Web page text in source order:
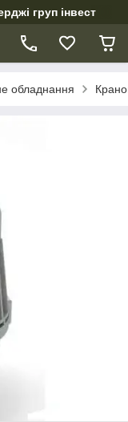
груп інвест
обладнання